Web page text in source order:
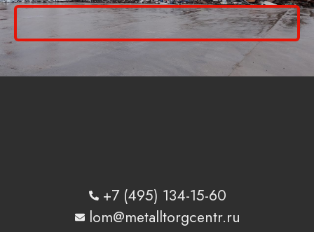
+7 (495) 134-15-60
lom@metalltorgcentr.ru